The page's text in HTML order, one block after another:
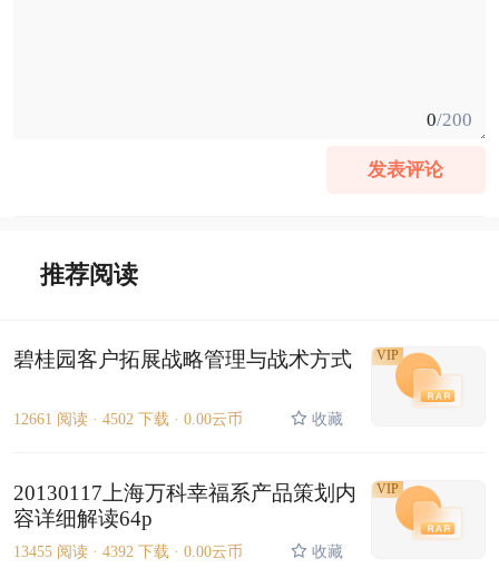
0/200
发表评论
推荐阅读
碧桂园客户拓展战略管理与战术方式
12661 阅读 · 4502 下载 · 0.00云币 收藏
VIP
20130117上海万科幸福系产品策划内
容详细解读64p
13455 阅读 · 4392 下载 · 0.00云币 收藏
VIP